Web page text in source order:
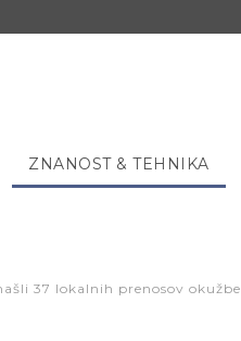
ZNANOST & TEHNIKA
37 lokalnih prenosov okužbe